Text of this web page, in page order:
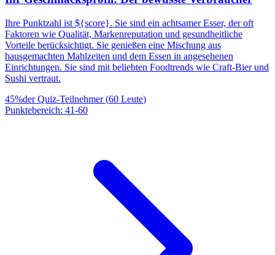
Ihre Punktzahl ist ${score}. Sie sind ein achtsamer Esser, der oft
Faktoren wie Qualität, Markenreputation und gesundheitliche
Vorteile berücksichtigt. Sie genießen eine Mischung aus
hausgemachten Mahlzeiten und dem Essen in angesehenen
Einrichtungen. Sie sind mit beliebten Foodtrends wie Craft-Bier und
Sushi vertraut.
45%der Quiz-Teilnehmer(60 Leute)
Punktebereich: 41-60